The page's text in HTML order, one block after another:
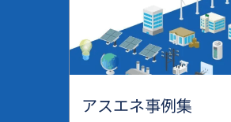
アスエネ事例集